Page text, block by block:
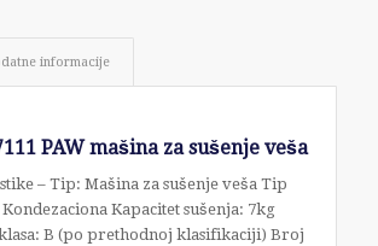
informacije
PAW mašina za sušenje veša
– Tip: Mašina za sušenje veša Tip
Kapacitet sušenja: 7kg
B (po prethodnoj klasifikaciji) Broj